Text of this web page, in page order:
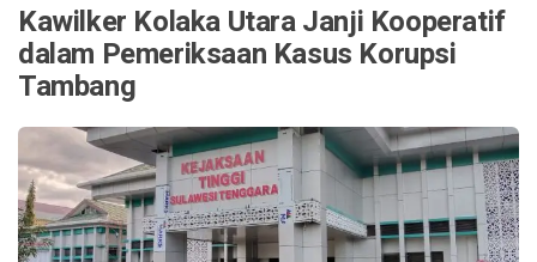
Kawilker Kolaka Utara Janji Kooperatif
dalam Pemeriksaan Kasus Korupsi
Tambang